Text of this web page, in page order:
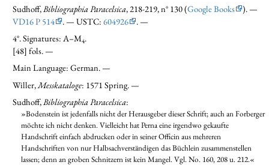
Sudhoff, Bibliographia Paracelsica, 218-219, n° 130 (Google Books
). —
VD16 P 514
. — USTC:604926
. —
4°. Signatures: A–M4.
[48] fols. —
Main Language: German. —
Willer, Messkataloge: 1571 Spring. —
Sudhoff,Bibliographia Paracelsica:
»Bodenstein ist jedenfalls nicht der Herausgeber dieser Schrift; auch an Forberger
möchte ich nicht denken. Vielleicht hat Perna eine irgendwo gekaufte
Handschrift einfach abdrucken oder in seiner Officin aus mehreren
Handschriften von nur Halbsachverständigen das Büchlein zusammenstellen
lassen; denn an groben Schnitzern ist kein Mangel. Vgl. No. 160, 208 u. 212.«